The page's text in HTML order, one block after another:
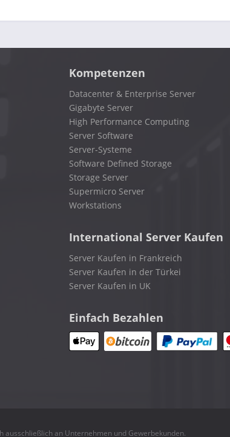
Kompetenzen
Datacenter & Enterprise Server
Gigabyte Server
High Performance Computing
Server Software
Server-Systeme
Software Defined Storage
Storage Server
Supermicro Server
Workstations
International Server Kaufen
Server Kaufen in Frankreich
Server Kaufen in der Türkei
Server Kaufen in UK
Einfach Bezahlen
an Unternehmen und Gewerbekunden.